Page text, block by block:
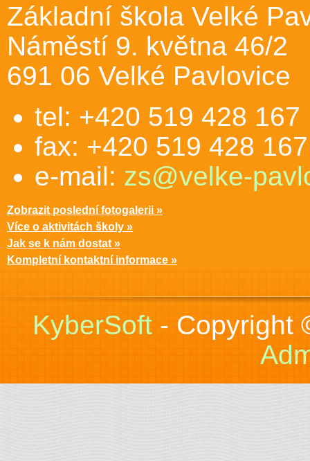
Základní škola Velké
Náměstí 9. května 46/2
691 06 Velké Pavlovice
tel: +420 519 428 167
fax: +420 519 428 167
e-mail: zs@velke-
Zobrazit poslední fotogalerii »
Více o aktivitách školy »
Jak se k nám dostat »
Kompletní kontaktní informace »
KyberSoft- Copyright